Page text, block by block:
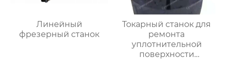
Линейный
фрезерный станок
Токарный станок для
ремонта
уплотнительной
поверхности